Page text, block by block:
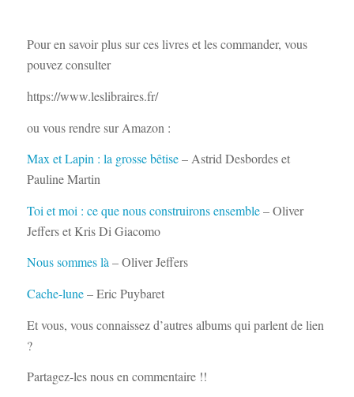
Pour en savoir plus sur ces livres et les commander, vous
pouvez consulter
https://www.leslibraires.fr/
ou vous rendre sur Amazon :
Max et Lapin : la grosse bêtise– Astrid Desbordes et
Pauline Martin
Toi et moi : ce que nous construirons ensemble– Oliver
Jeffers et Kris Di Giacomo
Nous sommes là– Oliver Jeffers
Cache-lune– Eric Puybaret
Et vous, vous connaissez d’autres albums qui parlent de lien
?
Partagez-les nous en commentaire !!